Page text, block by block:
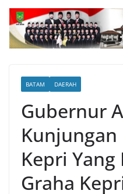
BATAM DAERAH
Gubernur
Kunjungan
Kepri Yang
Graha